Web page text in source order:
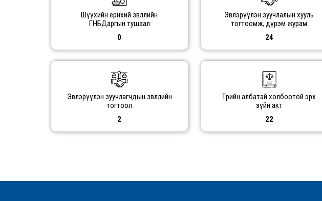
Шүүхийн ерөнхий зөвлөлийн
ГНБДаргын тушаал
0
Эвлэрүүлэн зуучлалын хууль
тогтоомж, дүрэм журам
24
Эвлэрүүлэн зуучлагчдын зөвлөлийн
тогтоол
2
Төрийн албатай холбоотой эрх
зүйн акт
22